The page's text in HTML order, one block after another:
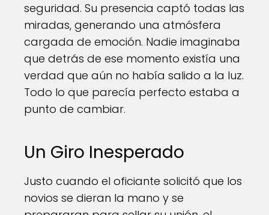
seguridad. Su presencia captó todas las
miradas, generando una atmósfera
cargada de emoción. Nadie imaginaba
que detrás de ese momento existía una
verdad que aún no había salido a la luz.
Todo lo que parecía perfecto estaba a
punto de cambiar.
Un Giro Inesperado
Justo cuando el oficiante solicitó que los
novios se dieran la mano y se